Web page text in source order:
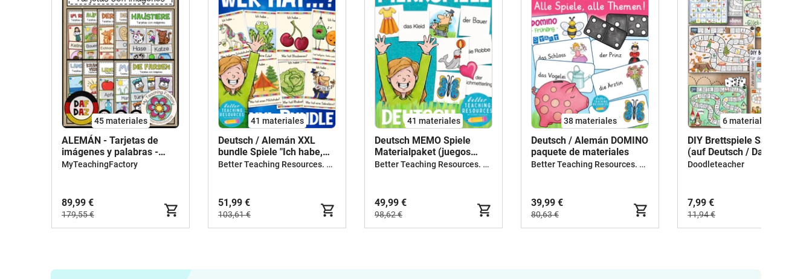
45 materiales
ALEMÁN - Tarjetas de
imágenes y palabras -
PAQUETE DE AHORRO
MyTeachingFactory
89,99 €
179,55 €
41 materiales
Deutsch / Alemán XXL
bundle Spiele "Ich habe,
wer hat?"
Better Teaching Resources. Longer coffee breaks.
51,99 €
103,61 €
41 materiales
Deutsch MEMO Spiele
Materialpaket (juegos
Alemán)
Better Teaching Resources. Longer coffee breaks.
49,99 €
98,62 €
38 materiales
Deutsch / Alemán DOMINO
paquete de materiales
Better Teaching Resources. Longer coffee breaks.
39,99 €
80,63 €
6 materiales
DIY Brettspiele Sammlung
(auf Deutsch / DaF DaZ)
Doodleteacher
7,99 €
11,94 €